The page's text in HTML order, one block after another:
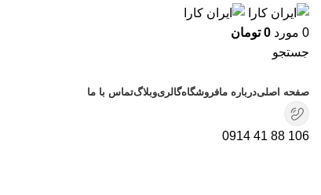
0 مورد 0 تومان
جستجو
صفحه اصلیدرباره مافروشگاهگالریوبلاگتماس با ما
106 88 41 0914